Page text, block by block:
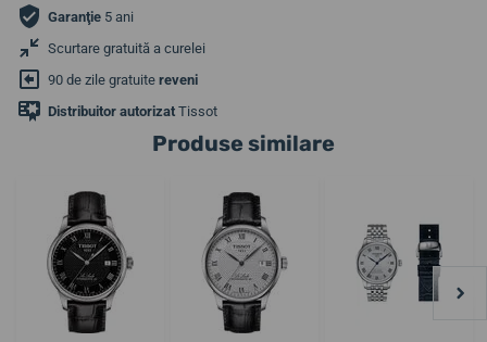
Garanţie 5 ani
Scurtare gratuită a curelei
90 de zile gratuite reveni
Distribuitor autorizat Tissot
Produse similare